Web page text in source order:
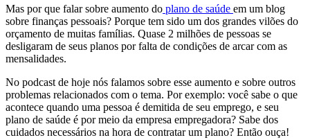
Mas por que falar sobre aumento do plano de saúde em um blog
sobre finanças pessoais? Porque tem sido um dos grandes vilões do
orçamento de muitas famílias. Quase 2 milhões de pessoas se
desligaram de seus planos por falta de condições de arcar com as
mensalidades.
No podcast de hoje nós falamos sobre esse aumento e sobre outros
problemas relacionados com o tema. Por exemplo: você sabe o que
acontece quando uma pessoa é demitida de seu emprego, e seu
plano de saúde é por meio da empresa empregadora? Sabe dos
cuidados necessários na hora de contratar um plano? Então ouça!